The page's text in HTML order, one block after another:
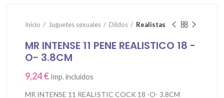
Inicio Juguetes sexuales Dildos Realistas
MR INTENSE 11 PENE REALISTICO 18 -
O- 3.8CM
9,24€ Imp. incluidos
MR INTENSE 11 REALISTIC COCK 18 -O- 3.8CM